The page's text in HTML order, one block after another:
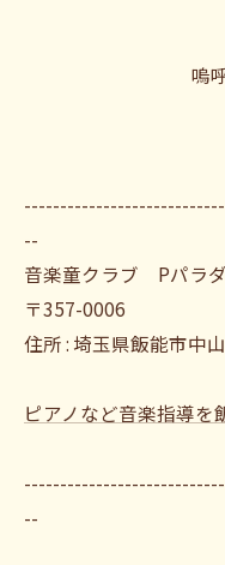
嗚
--
音楽童クラブ Pパラ
〒357-0006
住所 : 埼玉県飯能市中
ピアノなど音楽指導を
--